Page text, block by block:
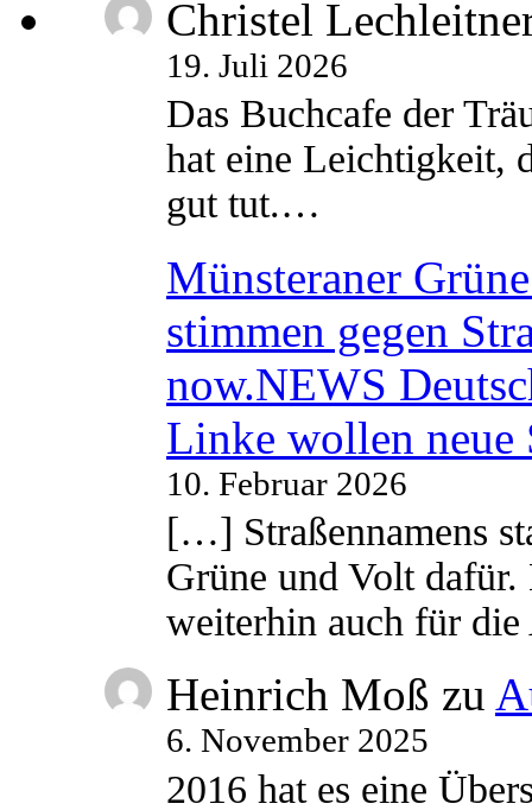
Christel
19. Juli 2026
Das Buchcafe der
hat eine Leichtigkeit,
gut tut.…
Münsteraner
stimmen gegen
now.NEWS
Linke wollen neue
10. Februar 2026
[…] Straßennamens
Grüne und Volt
weiterhin auch für
Heinrich Moß zu
6. November 2025
2016 hat es eine